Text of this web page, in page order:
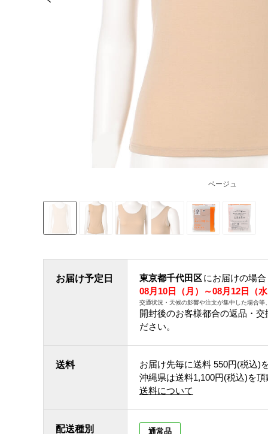
ベージュ
お届け予定日 東京都千代田区にお届けの場合
08月10日（月）～08月12日（
交通状況・天候の影響や注文が集中した場合
開封後のお客様都合の返品・
ださい。
送料 お届け先毎に送料 550円(税込)
沖縄県は送料1,100円(税込)を
送料について
配送種別 通常品